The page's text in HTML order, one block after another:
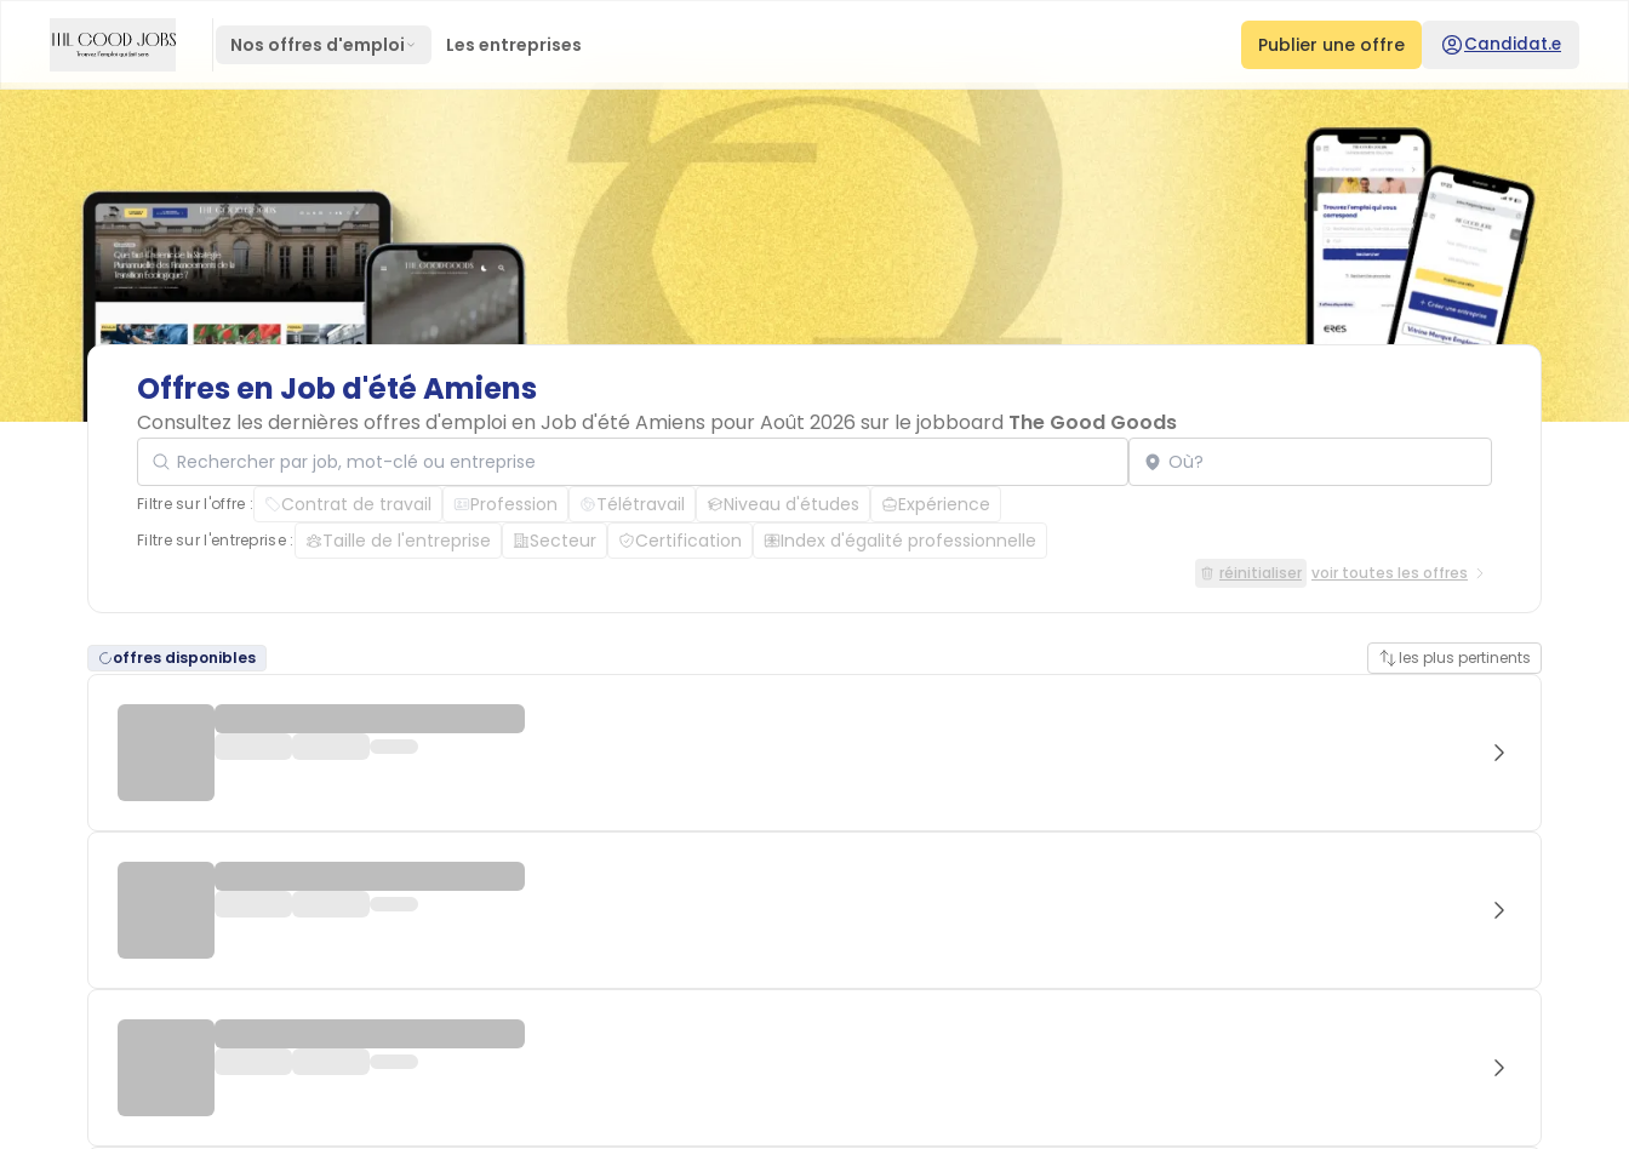
Nos offres d'emploi Les entreprises Publier une offre Candidat.e
Offres en Jobd'étéAmiens
Consultez les dernières offres d'emploi en Job d'été Amiens pour Août 2026 sur le jobboard The Good Goods
Rechercher par job, mot-clé ou entreprise Localisation
Filtre sur l'offre : Contrat de travail Profession Télétravail Niveau d'études Expérience
Filtre sur l'entreprise : Taille de l'entreprise Secteur Certification Index d'égalité professionnelle
réinitialiser voir toutes les offres
offres disponibles les plus pertinents